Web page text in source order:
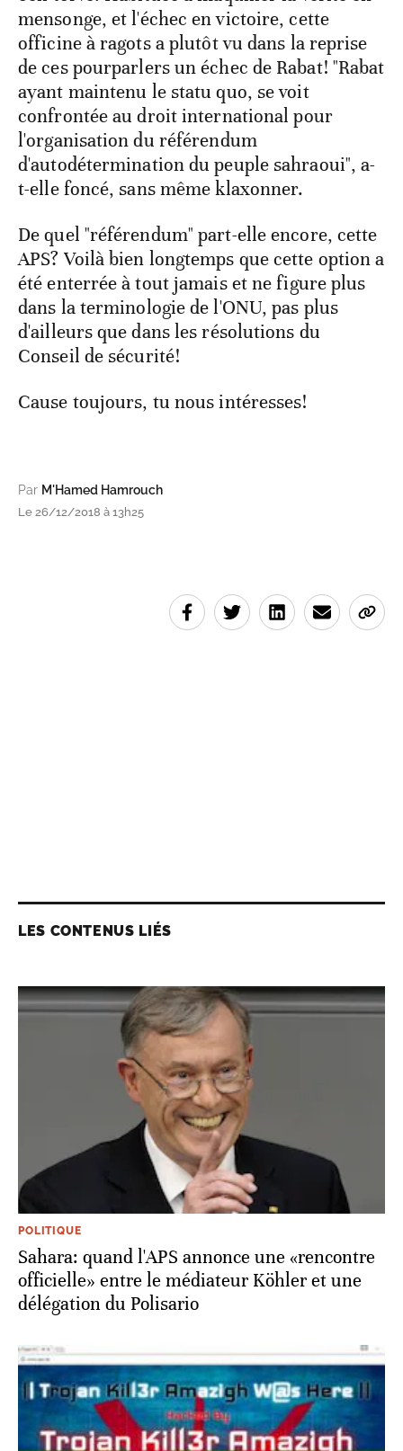
mensonge, et l'échec en victoire, cette
officine à ragots a plutôt vu dans la reprise
de ces pourparlers un échec de Rabat! "Rabat
ayant maintenu le statu quo, se voit
confrontée au droit international pour
l'organisation du référendum
d'autodétermination du peuple sahraoui", a-
t-elle foncé, sans même klaxonner.
De quel "référendum" part-elle encore, cette
APS? Voilà bien longtemps que cette option a
été enterrée à tout jamais et ne figure plus
dans la terminologie de l'ONU, pas plus
d'ailleurs que dans les résolutions du
Conseil de sécurité!
Cause toujours, tu nous intéresses!
Par M'Hamed Hamrouch
Le 26/12/2018 à 13h25
LES CONTENUS LIÉS
POLITIQUE
Sahara: quand l'APS annonce une «rencontre
officielle» entre le médiateur Köhler et une
délégation du Polisario